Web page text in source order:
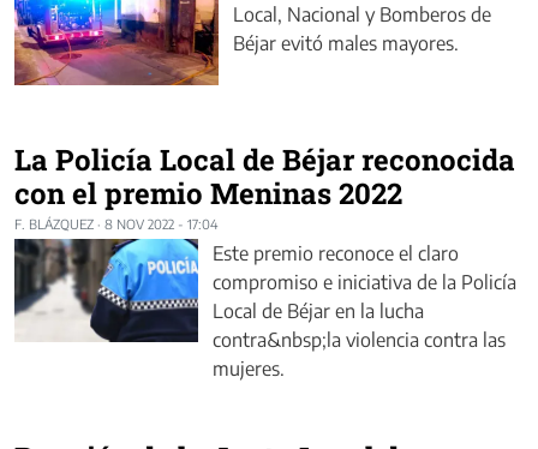
Local, Nacional y Bomberos de
Béjar evitó males mayores.
La Policía Local de Béjar reconocida
con el premio Meninas 2022
F. BLÁZQUEZ · 8 NOV 2022 - 17:04
Este premio reconoce el claro
compromiso e iniciativa de la Policía
Local de Béjar en la lucha
contra&nbsp;la violencia contra las
mujeres.